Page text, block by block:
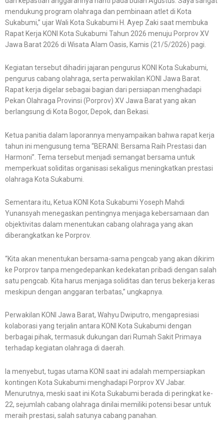
mendukung program olahraga dan pembinaan atlet di Kota
Sukabumi,” ujar Wali Kota Sukabumi H. Ayep Zaki saat membuka
Rapat Kerja KONI Kota Sukabumi Tahun 2026 menuju Porprov XV
Jawa Barat 2026 di Wisata Alam Oasis, Kamis (21/5/2026) pagi.
Kegiatan tersebut dihadiri jajaran pengurus KONI Kota Sukabumi,
pengurus cabang olahraga, serta perwakilan KONI Jawa Barat.
Rapat kerja digelar sebagai bagian dari persiapan menghadapi
Pekan Olahraga Provinsi (Porprov) XV Jawa Barat yang akan
berlangsung di Kota Bogor, Depok, dan Bekasi.
Ketua panitia dalam laporannya menyampaikan bahwa rapat kerja
tahun ini mengusung tema “BERANI: Bersama Raih Prestasi dan
Harmoni”. Tema tersebut menjadi semangat bersama untuk
memperkuat soliditas organisasi sekaligus meningkatkan prestasi
olahraga Kota Sukabumi.
Sementara itu, Ketua KONI Kota Sukabumi Yoseph Mahdi
Yunansyah menegaskan pentingnya menjaga kebersamaan dan
objektivitas dalam menentukan cabang olahraga yang akan
diberangkatkan ke Porprov.
“Kita akan menentukan bersama-sama pengcab yang akan dikirim
ke Porprov tanpa mengedepankan kedekatan pribadi dengan salah
satu pengcab. Kita harus menjaga soliditas dan terus bekerja keras
meskipun dengan anggaran terbatas,” ungkapnya.
Perwakilan KONI Jawa Barat, Wahyu Dwiputro, mengapresiasi
kolaborasi yang terjalin antara KONI Kota Sukabumi dengan
berbagai pihak, termasuk dukungan dari Rumah Sakit Primaya
terhadap kegiatan olahraga di daerah.
Ia menyebut, tugas utama KONI saat ini adalah mempersiapkan
kontingen Kota Sukabumi menghadapi Porprov XV Jabar.
Menurutnya, meski saat ini Kota Sukabumi berada di peringkat ke-
22, sejumlah cabang olahraga dinilai memiliki potensi besar untuk
meraih prestasi, salah satunya cabang panahan.